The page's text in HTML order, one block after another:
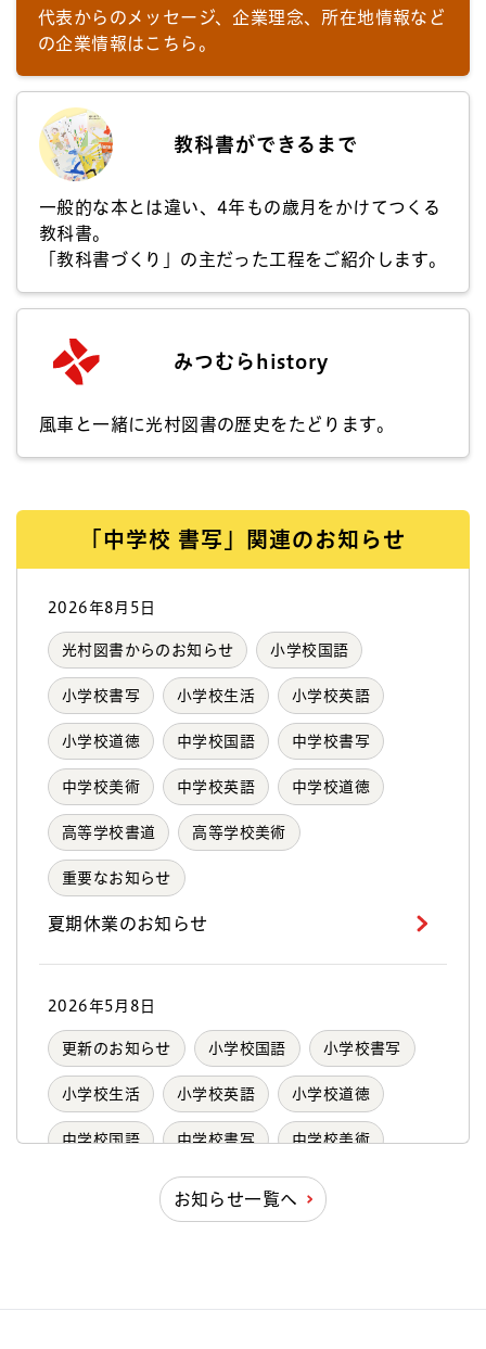
代表からのメッセージ、企業理念、所在地情報など
の企業情報はこちら。
教科書ができるまで
一般的な本とは違い、4年もの歳月をかけてつくる
教科書。
「教科書づくり」の主だった工程をご紹介します。
みつむらhistory
風車と一緒に光村図書の歴史をたどります。
「中学校 書写」関連のお知らせ
2026年8月5日
光村図書からのお知らせ 小学校国語
小学校書写 小学校生活 小学校英語
小学校道徳 中学校国語 中学校書写
中学校美術 中学校英語 中学校道徳
高等学校書道 高等学校美術
重要なお知らせ
夏期休業のお知らせ
2026年5月8日
更新のお知らせ 小学校国語 小学校書写
小学校生活 小学校英語 小学校道徳
中学校国語 中学校書写 中学校美術
高等学校書道
お知らせ一覧へ